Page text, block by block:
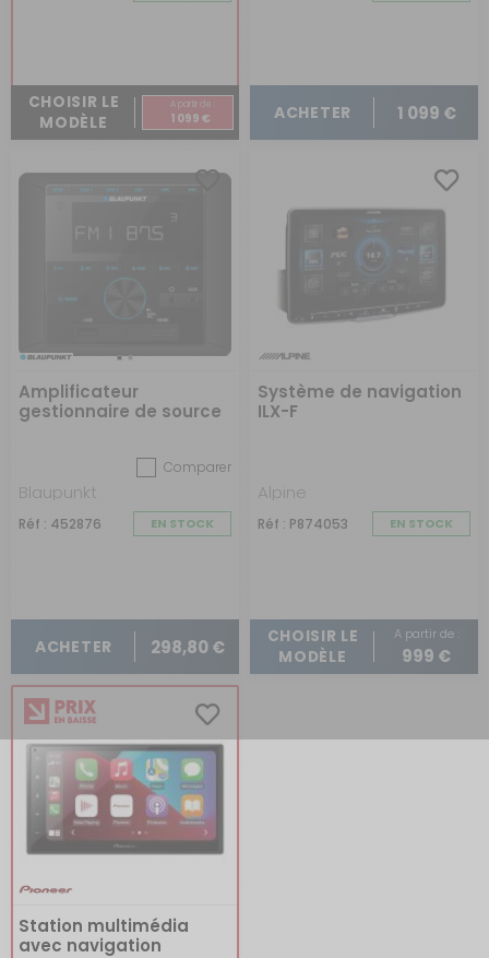
CHOISIR LE
MODÈLE
A partir de :
1 099 € ACHETER 1 099 €
Amplificateur
gestionnaire de source
Comparer
Blaupunkt
Réf : 452876 EN STOCK
ACHETER 298,80 €
Système de navigation
ILX-F
Alpine
Réf : P874053 EN STOCK
CHOISIR LE
MODÈLE
A partir de :
999 €
Station multimédia
avec navigation